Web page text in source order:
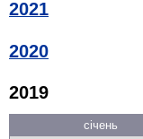
2021
2020
2019
січень